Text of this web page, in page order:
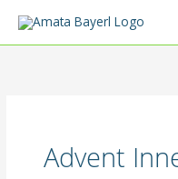
Inhalt
Advent